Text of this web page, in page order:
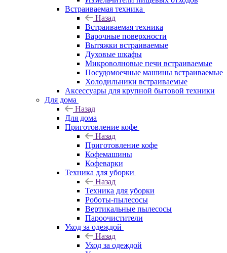
Встраиваемая техника
Назад
Встраиваемая техника
Варочные поверхности
Вытяжки встраиваемые
Духовые шкафы
Микроволновые печи встраиваемые
Посудомоечные машины встраиваемые
Холодильники встраиваемые
Аксессуары для крупной бытовой техники
Для дома
Назад
Для дома
Приготовление кофе
Назад
Приготовление кофе
Кофемашины
Кофеварки
Техника для уборки
Назад
Техника для уборки
Роботы-пылесосы
Вертикальные пылесосы
Пароочистители
Уход за одеждой
Назад
Уход за одеждой